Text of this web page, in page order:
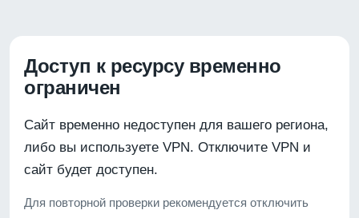
Доступ к ресурсу временно
ограничен
Сайт временно недоступен для вашего региона,
либо вы используете VPN. Отключите VPN и
сайт будет доступен.
Для повторной проверки рекомендуется отключить